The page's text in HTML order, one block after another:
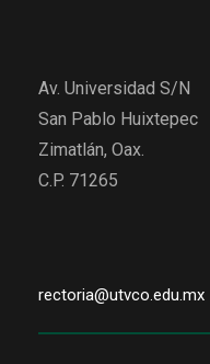
Av. Universidad S/N
San Pablo Huixtepec
Zimatlán, Oax.
C.P. 71265
rectoria@utvco.edu.mx